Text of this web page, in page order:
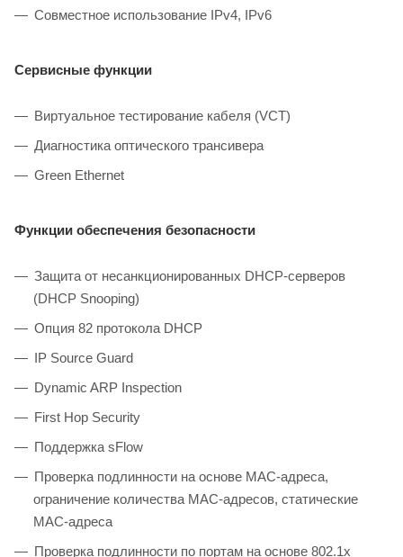
Совместное использование IPv4, IPv6
Сервисные функции
Виртуальное тестирование кабеля (VCT)
Диагностика оптического трансивера
Green Ethernet
Функции обеспечения безопасности
Защита от несанкционированных DHCP-серверов
(DHCP Snooping)
Опция 82 протокола DHCP
IP Source Guard
Dynamic ARP Inspection
First Hop Security
Поддержка sFlow
Проверка подлинности на основе MAC-адреса,
ограничение количества MAC-адресов, статические
MAC-адреса
Проверка подлинности по портам на основе 802.1x